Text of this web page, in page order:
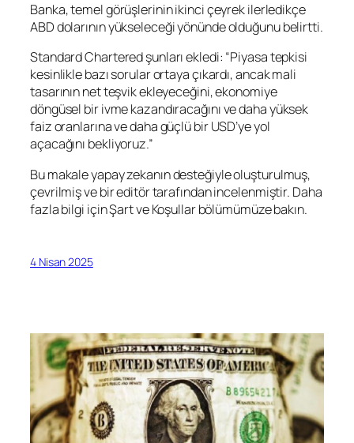
Banka, temel görüşlerinin ikinci çeyrek ilerledikçe
ABD dolarının yükseleceği yönünde olduğunu belirtti.
Standard Chartered şunları ekledi: “Piyasa tepkisi
kesinlikle bazı sorular ortaya çıkardı, ancak mali
tasarının net teşvik ekleyeceğini, ekonomiye
döngüsel bir ivme kazandıracağını ve daha yüksek
faiz oranlarına ve daha güçlü bir USD’ye yol
açacağını bekliyoruz.”
Bu makale yapay zekanın desteğiyle oluşturulmuş,
çevrilmiş ve bir editör tarafından incelenmiştir. Daha
fazla bilgi için Şart ve Koşullar bölümümüze bakın.
4 Nisan 2025